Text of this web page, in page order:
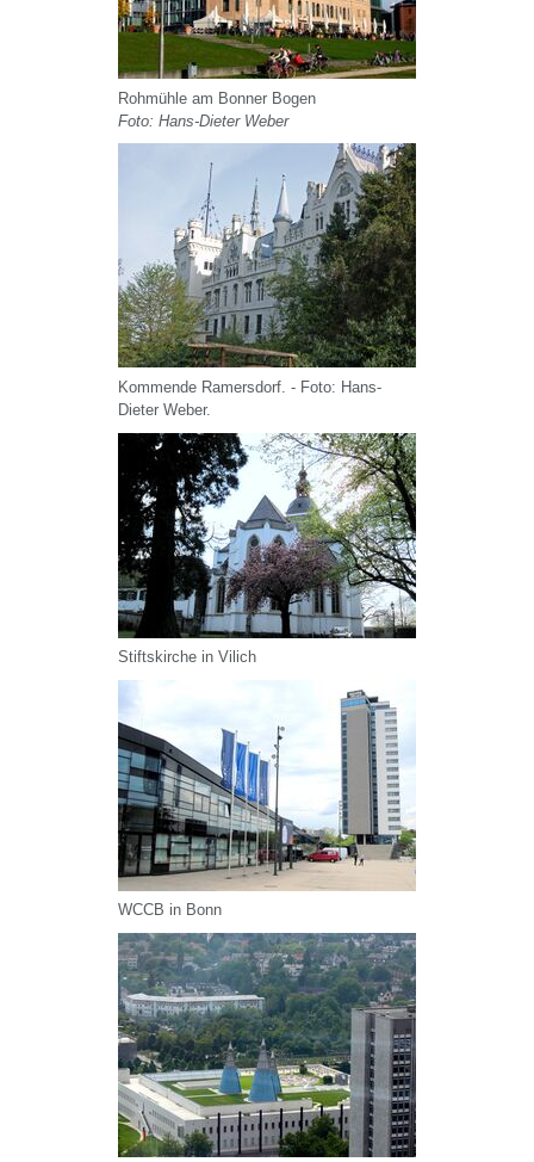
Rohmühle am Bonner Bogen
Foto: Hans-Dieter Weber
Kommende Ramersdorf. - Foto: Hans-
Dieter Weber.
Stiftskirche in Vilich
WCCB in Bonn